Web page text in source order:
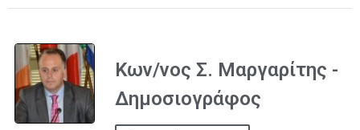
Κων/νος Σ. Μαργαρίτης -
Δημοσιογράφος